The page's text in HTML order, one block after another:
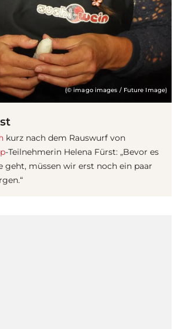
(© imago images / Future Image)
kurz nach dem Rauswurf von
-Teilnehmerin Helena Fürst: „Bevor es
geht, müssen wir erst noch ein paar